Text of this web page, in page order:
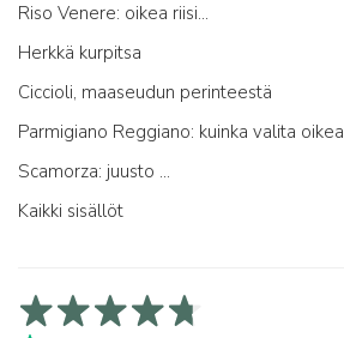
Riso Venere: oikea riisi...
Herkkä kurpitsa
Ciccioli, maaseudun perinteestä
Parmigiano Reggiano: kuinka valita oikea
Scamorza: juusto ...
Kaikki sisällöt